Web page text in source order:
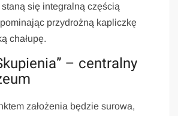
się integralną częścią
przydrożną kapliczkę
chałupę.
– centralny
założenia będzie surowa,